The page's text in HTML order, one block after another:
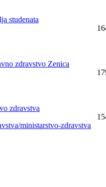
studenata
zdravstvo Zenica
zdravstva
ministarstvo-zdravstva